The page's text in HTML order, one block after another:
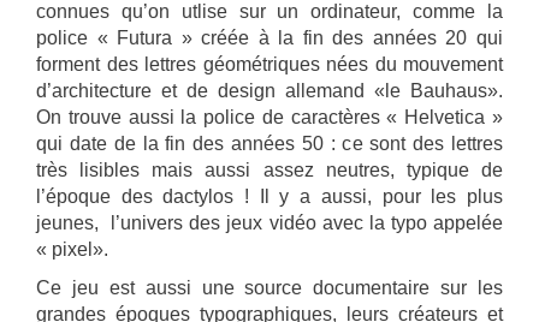
connues qu’on utlise sur un ordinateur, comme la
police « Futura » créée à la fin des années 20 qui
forment des lettres géométriques nées du mouvement
d’architecture et de design allemand «le Bauhaus».
On trouve aussi la police de caractères « Helvetica »
qui date de la fin des années 50 : ce sont des lettres
très lisibles mais aussi assez neutres, typique de
l’époque des dactylos ! Il y a aussi, pour les plus
jeunes, l’univers des jeux vidéo avec la typo appelée
« pixel».
Ce jeu est aussi une source documentaire sur les
grandes époques typographiques, leurs créateurs et